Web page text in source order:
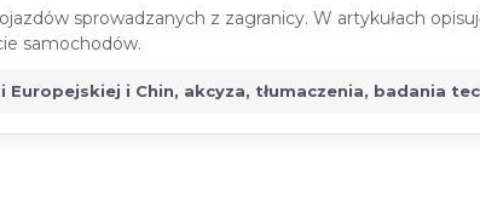
sprowadzanych z zagranicy. W artykułach
samochodów.
Europejskiej i Chin, akcyza, tłumaczenia, badania